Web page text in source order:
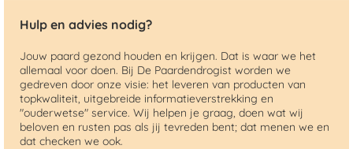
Hulp en advies nodig?
Jouw paard gezond houden en krijgen. Dat is waar we het
allemaal voor doen. Bij De Paardendrogist worden we
gedreven door onze visie: het leveren van producten van
topkwaliteit, uitgebreide informatieverstrekking en
"ouderwetse" service. Wij helpen je graag, doen wat wij
beloven en rusten pas als jij tevreden bent; dat menen we en
dat checken we ook.